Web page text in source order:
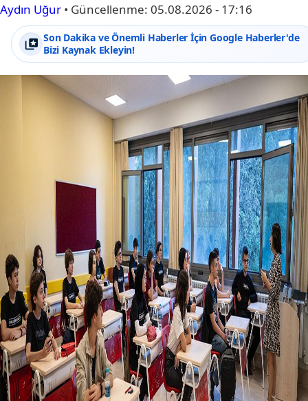
Aydın Uğur • Güncellenme: 05.08.2026 - 17:16
Son Dakika ve Önemli Haberler İçin Google Haberler'de
Bizi Kaynak Ekleyin!